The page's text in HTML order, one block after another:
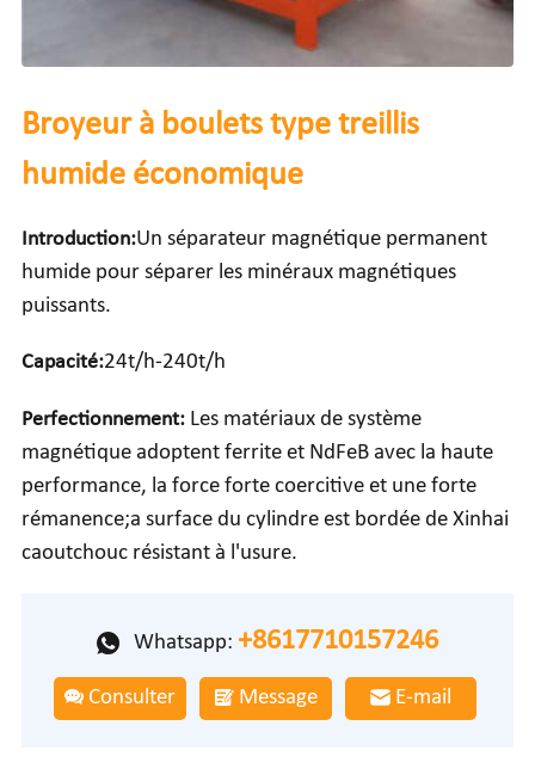
Broyeur à boulets type treillis
humide économique
Introduction:Un séparateur magnétique permanent
humide pour séparer les minéraux magnétiques
puissants.
Capacité:24t/h-240t/h
Perfectionnement:Les matériaux de système
magnétique adoptent ferrite et NdFeB avec la haute
performance, la force forte coercitive et une forte
rémanence;a surface du cylindre est bordée de Xinhai
caoutchouc résistant à l'usure.
Whatsapp: +8617710157246
Consulter Message E-mail